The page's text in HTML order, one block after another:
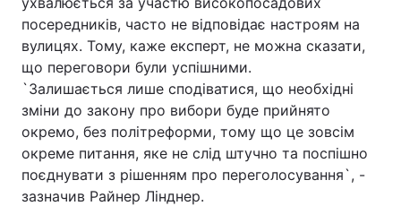
посередників, часто не відповідає настроям на
вулицях. Тому, каже експерт, не можна сказати,
що переговори були успішними.
`Залишається лише сподіватися, що необхідні
зміни до закону про вибори буде прийнято
окремо, без політреформи, тому що це зовсім
окреме питання, яке не слід штучно та поспішно
поєднувати з рішенням про переголосування`, -
зазначив Райнер Лінднер.